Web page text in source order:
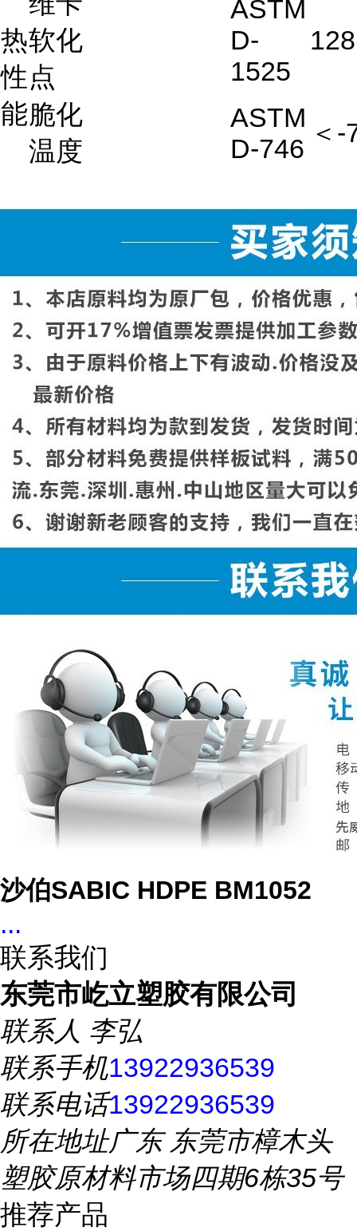
热
性
能
软化
点
ASTM
D-
1525
128
脆化
温度
ASTM
D-746
＜-
沙伯SABIC HDPE BM1052
...
联系我们
东莞市屹立塑胶有限公司
联系人 李弘
联系手机13922936539
联系电话13922936539
所在地址广东 东莞市樟木头
塑胶原材料市场四期6栋35号
推荐产品